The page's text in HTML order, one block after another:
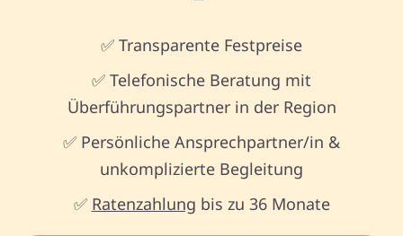
✅ Transparente Festpreise
✅ Telefonische Beratung mit
Überführungspartner in der Region
✅ Persönliche Ansprechpartner/in &
unkomplizierte Begleitung
✅ Ratenzahlung bis zu 36 Monate